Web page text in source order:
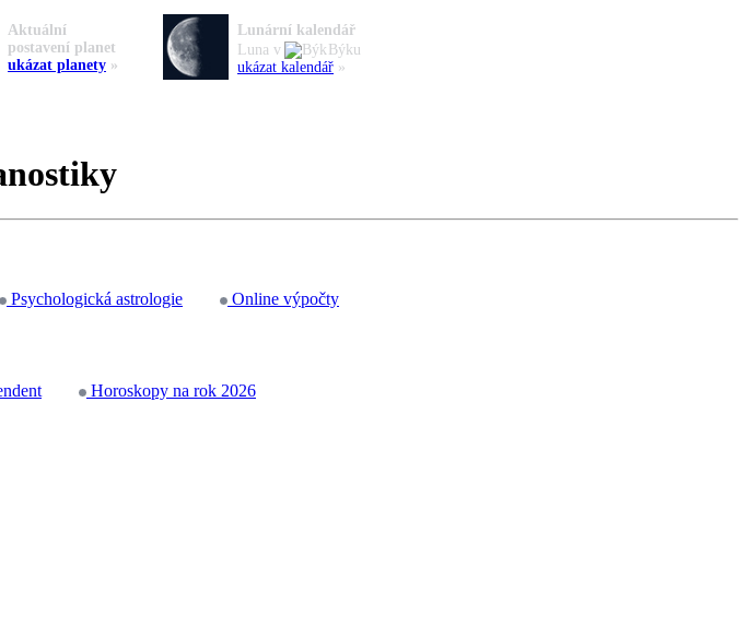
Psychologická astrologie
Online výpočty
Horoskopy na rok 2026
Aktuální
postavení planet
ukázat planety »
Lunární kalendář
Luna v
Býku
ukázat kalendář »